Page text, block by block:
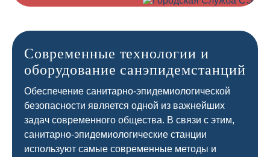
Современные технологии и
оборудование санэпидемстанций
Обеспечение санитарно-эпидемиологической
безопасности является одной из важнейших
задач современного общества. В связи с этим,
санитарно-эпидемиологические станции
используют самые современные методы и